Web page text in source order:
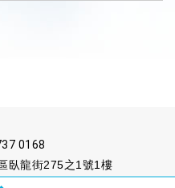
0168
臥龍街275之1號1樓
untaipei@ms13.hinet.net